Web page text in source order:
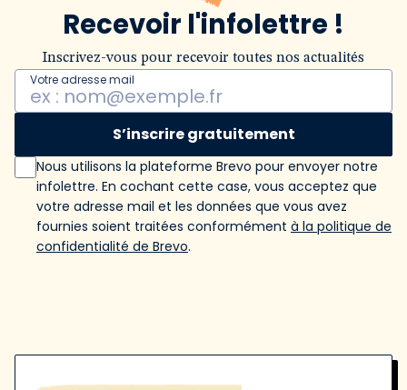
Recevoir l'infolettre !
Inscrivez-vous pour recevoir toutes nos actualités
Votre adresse mail
S’inscrire gratuitement
Nous utilisons la plateforme Brevo pour envoyer notre
infolettre. En cochant cette case, vous acceptez que
votre adresse mail et les données que vous avez
fournies soient traitées conformément à la politique de
confidentialité de Brevo.